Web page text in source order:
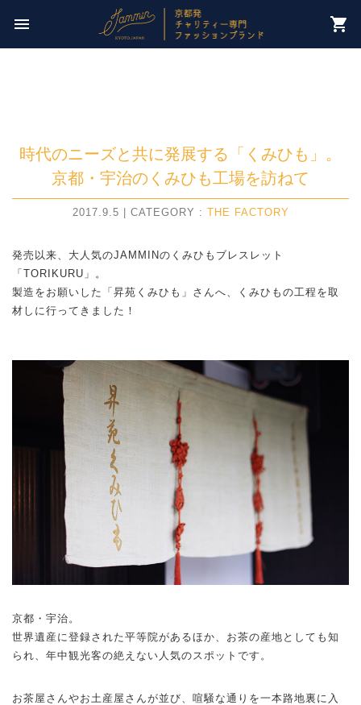
今週のチャリティー先は
【 社会慈業委員会 ひとさじの会 】
menu shopping_cart
時代のニーズと共に発展する「くみひも」。
京都・宇治のくみひも工場を訪ねて
2017.9.5 | CATEGORY : THE FACTORY
発売以来、大人気のJAMMINのくみひもブレスレット
「TORIKURU」。
製造をお願いした「昇苑くみひも」さんへ、くみひもの工程を取
材しに行ってきました！
京都・宇治。
世界遺産に登録された平等院があるほか、お茶の産地としても知
られ、年中観光客の絶えない人気のスポットです。
お茶屋さんやお土産屋さんが並び、喧騒な通りを一本路地裏に入